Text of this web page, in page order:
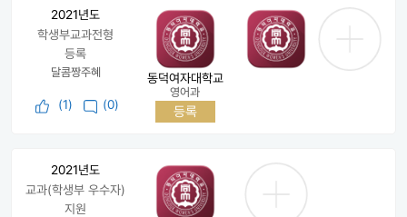
2021년도
학생부교과전형
등록
달콤짱주혜
(1) (0)
동덕여자대학교
영어과
등록
2021년도
교과(학생부 우수자)
지원